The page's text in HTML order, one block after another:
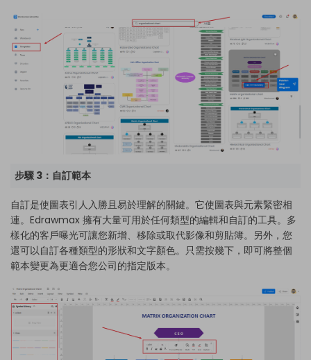
步驟 3：自訂範本
自訂是使圖表引人入勝且易於理解的關鍵。它使圖表與元素緊密相
連。Edrawmax 擁有大量可用於任何類型的編輯和自訂的工具。多
樣化的客戶曝光可讓您新增、移除或取代影像和剪貼簿。另外，您
還可以自訂各種類型的形狀和文字顏色。只需按幾下，即可將整個
範本變更為更適合您公司的指定版本。